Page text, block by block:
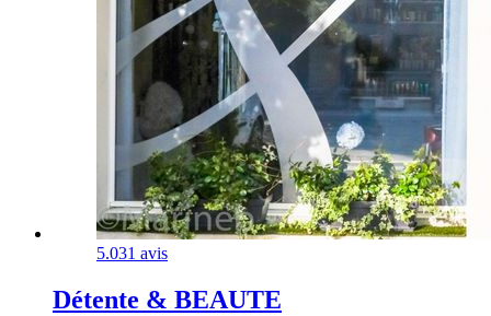
5.031 avis
Détente & BEAUTE